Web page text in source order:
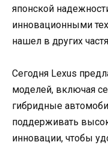
японской
инновационными
нашел в других
Сегодня Lexus
моделей, включая
гибридные
поддерживать
инновации, чтобы